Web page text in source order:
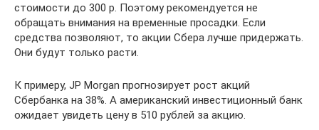
стоимости до 300 р. Поэтому рекомендуется не
обращать внимания на временные просадки. Если
средства позволяют, то акции Сбера лучше придержать.
Они будут только расти.
К примеру, JP Morgan прогнозирует рост акций
Сбербанка на 38%. А американский инвестиционный банк
ожидает увидеть цену в 510 рублей за акцию.